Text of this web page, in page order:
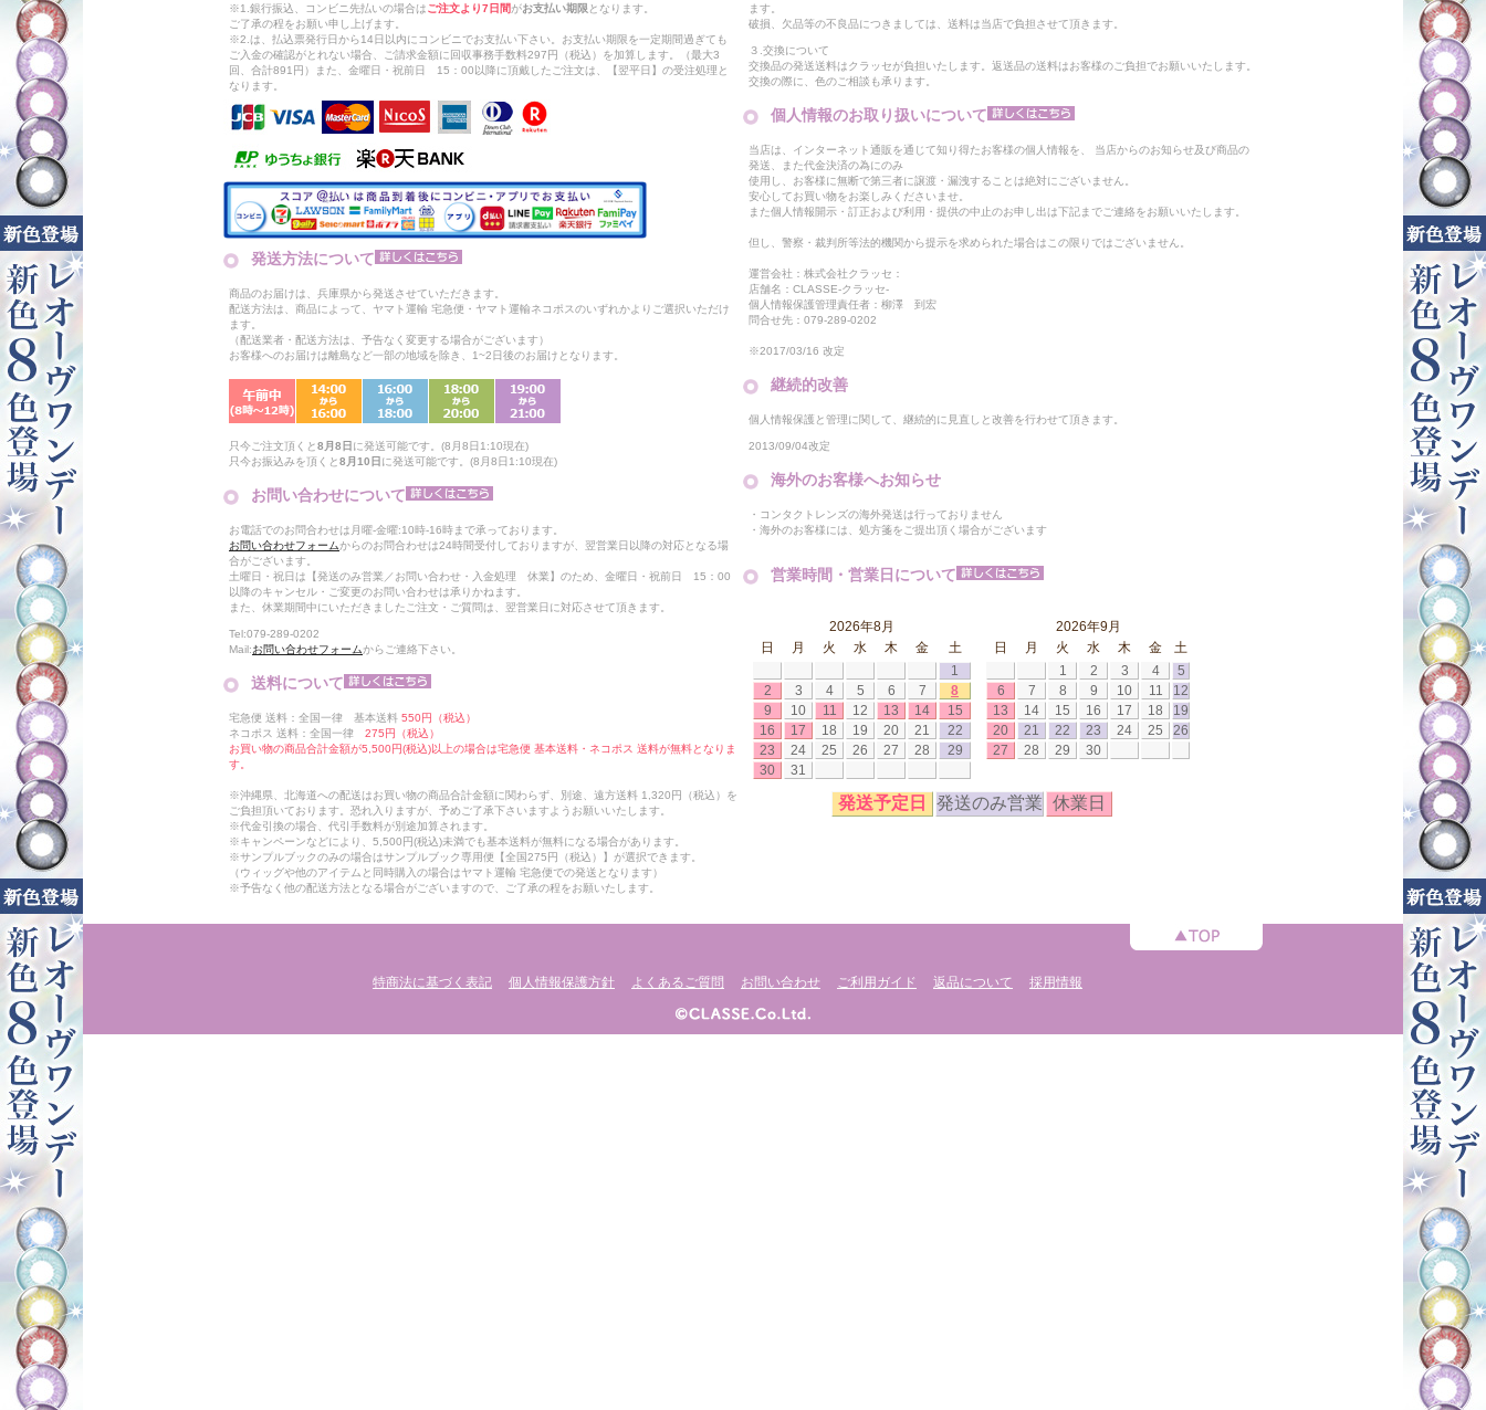
※1.銀行振込、コンビニ先払いの場合はご注文より7日間がお支払い期限 となります。
ご了承の程をお願い申し上げます。
※2.は、払込票発行日から14日以内にコンビニでお支払い下さい。お支払い期限を一定期間過ぎても
ご入金の確認がとれない場合、ご請求金額に回収事務手数料297円（税込）を加算します。（最大3
回、合計891円）また、金曜日・祝前日 15：00以降に頂戴したご注文は、【翌平日】の受注処理と
なります。
発送方法について
商品のお届けは、兵庫県から発送させていただきます。
配送方法は、商品によって、ヤマト運輸 宅急便・ヤマト運輸ネコポスのいずれかよりご選択いただけ
ます。
（配送業者・配送方法は、予告なく変更する場合がございます）
お客様へのお届けは離島など一部の地域を除き、1~2日後のお届けとなります。
只今ご注文頂くと8月8日 に発送可能です。(8月8日1:10現在)
只今お振込みを頂くと8月10日 に発送可能です。(8月8日1:10現在)
お問い合わせについて
お電話でのお問合わせは月曜-金曜:10時-16時まで承っております。
お問い合わせフォームからのお問合わせは24時間受付しておりますが、翌営業日以降の対応となる場
合がございます。
土曜日・祝日は【発送のみ営業／お問い合わせ・入金処理 休業】のため、金曜日・祝前日 15：00
以降のキャンセル・ご変更のお問い合わせは承りかねます。
また、休業期間中にいただきましたご注文・ご質問は、翌営業日に対応させて頂きます。
Tel:079-289-0202
Mail:お問い合わせフォームからご連絡下さい。
送料について
宅急便 送料：全国一律 基本送料 550円（税込）
ネコポス 送料：全国一律 275円（税込）
お買い物の商品合計金額が5,500円(税込)以上の場合は宅急便 基本送料・ネコポス 送料が無料となりま
す。
※沖縄県、北海道への配送はお買い物の商品合計金額に関わらず、別途、遠方送料 1,320円（税込）を
ご負担頂いております。恐れ入りますが、予めご了承下さいますようお願いいたします。
※代金引換の場合、代引手数料が別途加算されます。
※キャンペーンなどにより、5,500円(税込)未満でも基本送料が無料になる場合があります。
※サンプルブックのみの場合はサンプルブック専用便【全国275円（税込）】が選択できます。
（ウィッグや他のアイテムと同時購入の場合はヤマト運輸 宅急便での発送となります）
※予告なく他の配送方法となる場合がございますので、ご了承の程をお願いたします。
ます。
破損、欠品等の不良品につきましては、送料は当店で負担させて頂きます。
３.交換について
交換品の発送送料はクラッセが負担いたします。返送品の送料はお客様のご負担でお願いいたします。
交換の際に、色のご相談も承ります。
個人情報のお取り扱いについて
当店は、インターネット通販を通じて知り得たお客様の個人情報を、 当店からのお知らせ及び商品の
発送、また代金決済の為にのみ
使用し、お客様に無断で第三者に譲渡・漏洩することは絶対にございません。
安心してお買い物をお楽しみくださいませ。
また個人情報開示・訂正および利用・提供の中止のお申し出は下記までご連絡をお願いいたします。
但し、警察・裁判所等法的機関から提示を求められた場合はこの限りではございません。
運営会社：株式会社クラッセ：
店舗名：CLASSE-クラッセ-
個人情報保護管理責任者：柳澤 到宏
問合せ先：079-289-0202
※2017/03/16 改定
継続的改善
個人情報保護と管理に関して、継続的に見直しと改善を行わせて頂きます。
2013/09/04改定
海外のお客様へお知らせ
・コンタクトレンズの海外発送は行っておりません
・海外のお客様には、処方箋をご提出頂く場合がございます
営業時間・営業日について
2026年8月
日
月 火 水 木 金
土
1
2
3 4 5 6 7
8
9
10 11 12 13 14
15
16
17 18 19 20 21
22
23
24 25 26 27 28
29
30
31
2026年9月
日
月 火 水 木 金
土
1
2 3 4
5
6
7 8 9 10 11
12
13
14 15 16 17 18
19
20
21 22 23 24 25
26
27
28 29 30
発送予定日 発送のみ営業 休業日
特商法に基づく表記 個人情報保護方針 よくあるご質問 お問い合わせ ご利用ガイド 返品について 採用情報